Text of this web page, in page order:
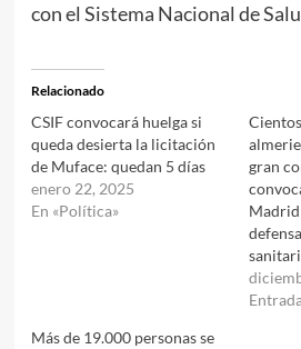
con el Sistema Nacional de
Relacionado
CSIF convocará huelga si
queda desierta la licitación
de Muface: quedan 5 días
enero 22, 2025
En «Política»
gran
Más de 19.000 personas se